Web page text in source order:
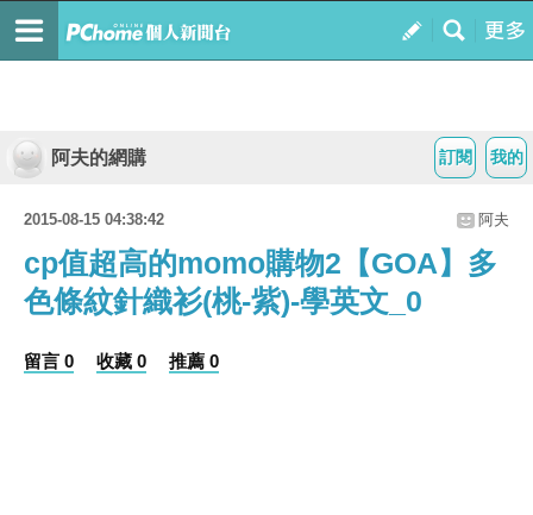
我的
訂閱
阿夫的網購
2015-08-15 04:38:42 阿夫
cp值超高的momo購物2【GOA】多
色條紋針織衫(桃-紫)-學英文_0
留言 0 收藏 0 推薦 0